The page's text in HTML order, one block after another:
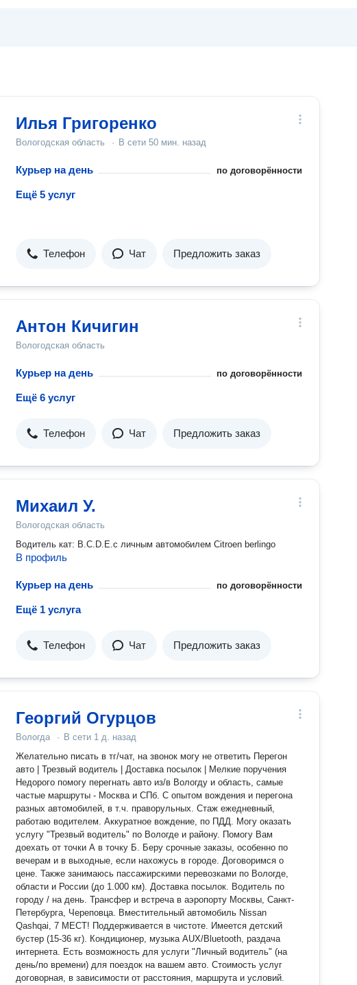
Илья Григоренко
Вологодская область · В сети 50 мин. назад
Курьер на день по договорённости
Ещё 5 услуг
Телефон Чат Предложить заказ
Антон Кичигин
Вологодская область
Курьер на день по договорённости
Ещё 6 услуг
Телефон Чат Предложить заказ
Михаил У.
Вологодская область
Водитель кат: B.C.D.E.с личным автомобилем Citroen berlingo
В профиль
Курьер на день по договорённости
Ещё 1 услуга
Телефон Чат Предложить заказ
Георгий Огурцов
Вологда · В сети 1 д. назад
Желательно писать в тг/чат, на звонок могу не ответить Перегон
авто | Трезвый водитель | Доставка посылок | Мелкие поручения
Недорого помогу перегнать авто из/в Вологду и область, самые
частые маршруты - Москва и СПб. С опытом вождения и перегона
разных автомобилей, в т.ч. праворульных. Стаж ежедневный,
работаю водителем. Аккуратное вождение, по ПДД. Могу оказать
услугу "Трезвый водитель" по Вологде и району. Помогу Вам
доехать от точки А в точку Б. Беру срочные заказы, особенно по
вечерам и в выходные, если нахожусь в городе. Договоримся о
цене. Также занимаюсь пассажирскими перевозками по Вологде,
области и России (до 1.000 км). Доставка посылок. Водитель по
городу / на день. Трансфер и встреча в аэропорту Москвы, Санкт-
Петербурга, Череповца. Вместительный автомобиль Nissan
Qashqai, 7 МЕСТ! Поддерживается в чистоте. Имеется детский
бустер (15-36 кг). Кондиционер, музыка AUX/Bluetooth, раздача
интернета. Есть возможность для услуги "Личный водитель" (на
день/по времени) для поездок на вашем авто. Стоимость услуг
договорная, в зависимости от расстояния, маршрута и условий.